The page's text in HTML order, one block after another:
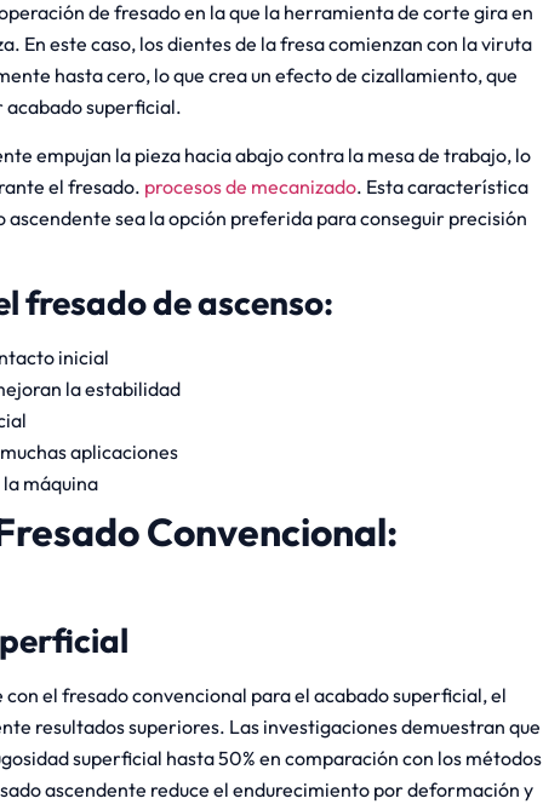
de fresado en la que la herramienta de corte gira en
En este caso, los dientes de la fresa comienzan con la viruta
hasta cero, lo que crea un efecto de cizallamiento, que
superficial.
empujan la pieza hacia abajo contra la mesa de trabajo, lo
el fresado. procesos de mecanizado. Esta característica
sea la opción preferida para conseguir precisión
fresado de ascenso:
inicial
la estabilidad
aplicaciones
máquina
Convencional:
el fresado convencional para el acabado superficial, el
resultados superiores. Las investigaciones demuestran que
superficial hasta 50% en comparación con los métodos
ascendente reduce el endurecimiento por deformación y